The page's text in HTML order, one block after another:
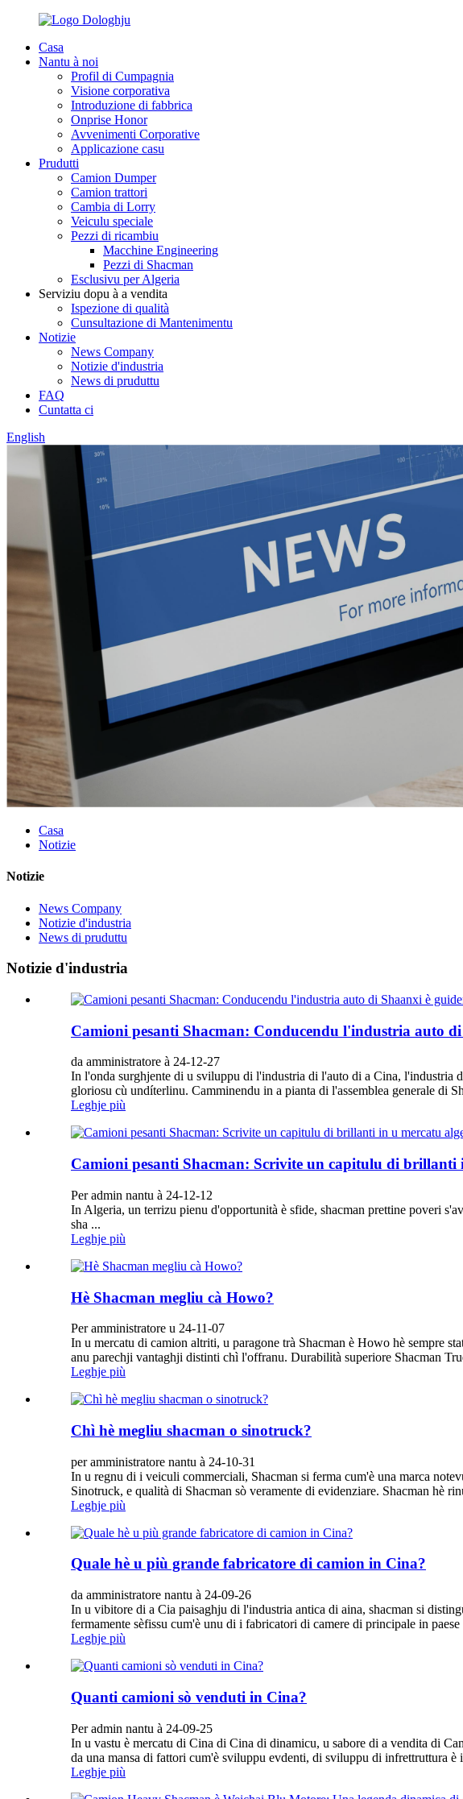
Casa
Nantu à noi
Profil di Cumpagnia
Visione corporativa
Introduzione di fabbrica
Onprise Honor
Avvenimenti Corporative
Applicazione casu
Prudutti
Camion Dumper
Camion trattori
Cambia di Lorry
Veiculu speciale
Pezzi di ricambiu
Macchine Engineering
Pezzi di Shacman
Esclusivu per Algeria
Serviziu dopu à a vendita
Ispezione di qualità
Cunsultazione di Mantenimentu
Notizie
News Company
Notizie d'industria
News di pruduttu
FAQ
Cuntatta ci
English
Casa
Notizie
Notizie
News Company
Notizie d'industria
News di pruduttu
Notizie d'industria
Camioni pesanti Shacman: Conducendu l'industria auto
da amministratore à 24-12-27
In l'onda surghjente di u sviluppu di l'industria di l'auto di a Cina, l'industria
gloriosu cù undíterlinu. Camminendu in a pianta di l'assemblea generale di
Leghje più
Camioni pesanti Shacman: Scrivite un capitulu di brillanti
Per admin nantu à 24-12-12
In Algeria, un terrizu pienu d'opportunità è sfide, shacman prettine poveri
sha ...
Leghje più
Hè Shacman megliu cà Howo?
Per amministratore u 24-11-07
In u mercatu di camion altriti, u paragone trà Shacman è Howo hè sempre
anu parechji vantaghji distinti chì l'offranu. Durabilità superiore Shacman
Leghje più
Chì hè megliu shacman o sinotruck?
per amministratore nantu à 24-10-31
In u regnu di i veiculi commerciali, Shacman si ferma cum'è una marca
Sinotruck, e qualità di Shacman sò veramente di evidenziare. Shacman hè
Leghje più
Quale hè u più grande fabricatore di camion in Cina?
da amministratore nantu à 24-09-26
In u vibitore di a Cia paisaghju di l'industria antica di aina, shacman si
fermamente sèfissu cum'è unu di i fabricatori di camere di principale in
Leghje più
Quanti camioni sò venduti in Cina?
Per admin nantu à 24-09-25
In u vastu è mercatu di Cina di Cina di dinamicu, u sabore di a vendita di
da una mansa di fattori cum'è sviluppu evdenti, di sviluppu di infrettruttura è
Leghje più